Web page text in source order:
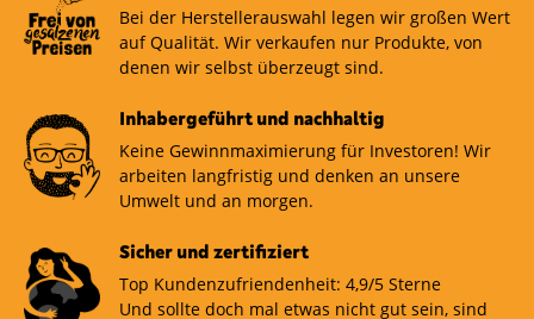
Bei der Herstellerauswahl legen wir großen Wert
auf Qualität. Wir verkaufen nur Produkte, von
denen wir selbst überzeugt sind.
Inhabergeführt und nachhaltig
Keine Gewinnmaximierung für Investoren! Wir
arbeiten langfristig und denken an unsere
Umwelt und an morgen.
Sicher und zertifiziert
Top Kundenzufriendenheit: 4,9/5 Sterne
Und sollte doch mal etwas nicht gut sein, sind